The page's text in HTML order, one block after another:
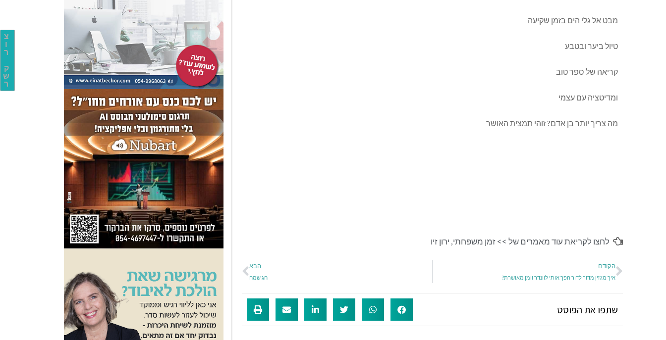
צ
ו
ר
ק
ש
ר
מבט אל גלי הים בזמן שקיעה
טיול ביער ובטבע
קריאה של ספר טוב
ומדיטציה עם עצמי
מה צריך יותר בן אדם? זוהי תמצית האושר
לחצו לקריאת עוד מאמרים של >>זמן משפחתי, ירון זיו
הקודם
איך מגזין מדור לדור הפך אותי לוונדר וומן מאושרת?
הבא
חג שמח
שתפו את הפוסט